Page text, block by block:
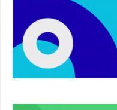
Paseo de
#caballos
Un
ferial.